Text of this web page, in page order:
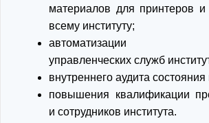
материалов для принтеров и
всему институту;
автоматизации
управленческих служб
внутреннего аудита
повышения квалификации
и сотрудников института.